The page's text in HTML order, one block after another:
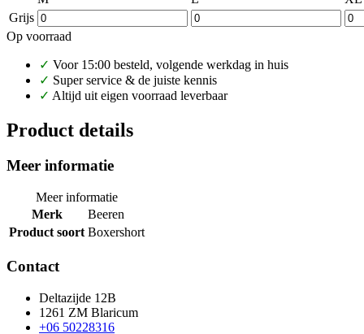
Grijs
Op voorraad
✓ Voor 15:00 besteld, volgende werkdag in huis
✓ Super service & de juiste kennis
✓ Altijd uit eigen voorraad leverbaar
Product details
Meer informatie
Meer informatie
Merk
Beeren
Product soort Boxershort
Contact
Deltazijde 12B
1261 ZM Blaricum
+06 50228316